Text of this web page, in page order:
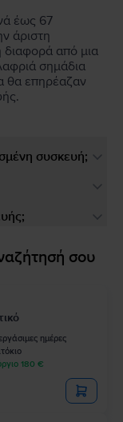
έως 67
άριστη
διαφορά από μια
σημάδια
θα επηρέαζαν
συσκευή;
σου
ημέρες
180 €